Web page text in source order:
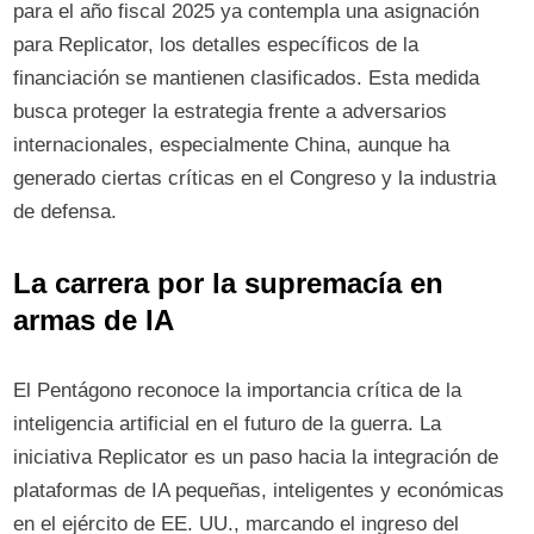
para el año fiscal 2025 ya contempla una asignación
para Replicator, los detalles específicos de la
financiación se mantienen clasificados. Esta medida
busca proteger la estrategia frente a adversarios
internacionales, especialmente China, aunque ha
generado ciertas críticas en el Congreso y la industria
de defensa.
La carrera por la supremacía en
armas de IA
El Pentágono reconoce la importancia crítica de la
inteligencia artificial en el futuro de la guerra. La
iniciativa Replicator es un paso hacia la integración de
plataformas de IA pequeñas, inteligentes y económicas
en el ejército de EE. UU., marcando el ingreso del